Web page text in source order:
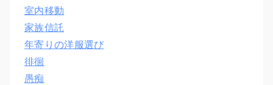
室内移動
家族信託
年寄りの洋服選び
徘徊
愚痴